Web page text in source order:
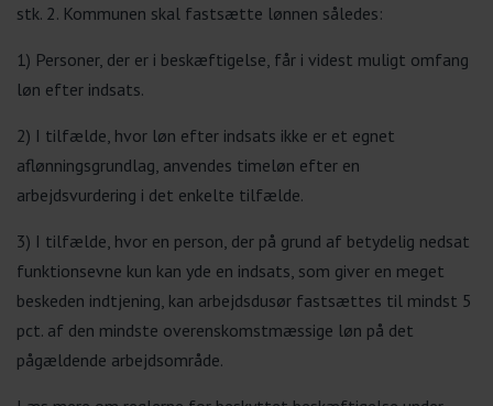
stk. 2. Kommunen skal fastsætte lønnen således:
1) Personer, der er i beskæftigelse, får i videst muligt omfang
løn efter indsats.
2) I tilfælde, hvor løn efter indsats ikke er et egnet
aflønningsgrundlag, anvendes timeløn efter en
arbejdsvurdering i det enkelte tilfælde.
3) I tilfælde, hvor en person, der på grund af betydelig nedsat
funktionsevne kun kan yde en indsats, som giver en meget
beskeden indtjening, kan arbejdsdusør fastsættes til mindst 5
pct. af den mindste overenskomstmæssige løn på det
pågældende arbejdsområde.